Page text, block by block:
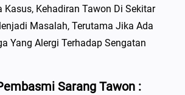
Kasus, Kehadiran Tawon Di Sekitar
Masalah, Terutama Jika Ada
Yang Alergi Terhadap Sengatan
Sarang Tawon :